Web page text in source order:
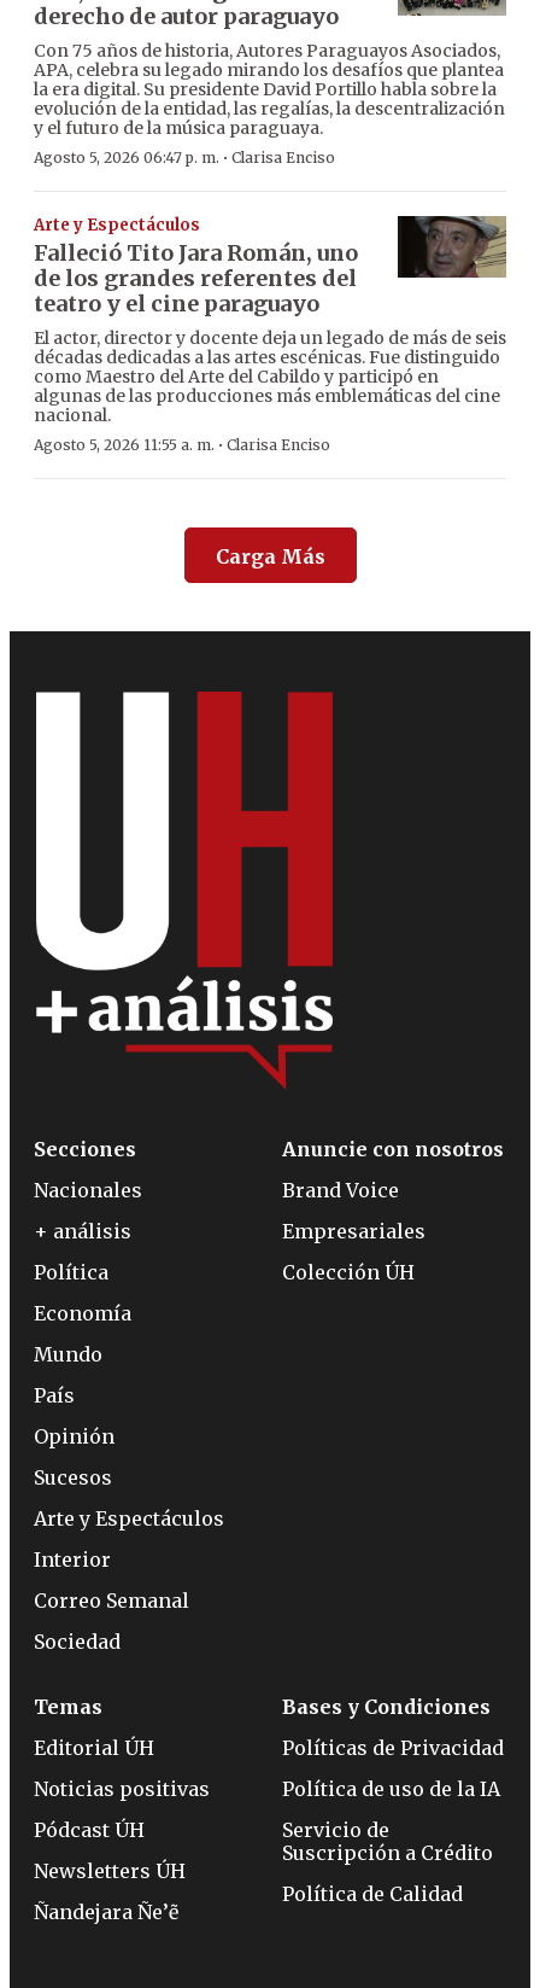
derecho de autor paraguayo
Con 75 años de historia, Autores Paraguayos Asociados,
APA, celebra su legado mirando los desafíos que plantea
la era digital. Su presidente David Portillo habla sobre la
evolución de la entidad, las regalías, la descentralización
y el futuro de la música paraguaya.
Agosto 5, 2026 06:47 p. m. · Clarisa Enciso
Arte y Espectáculos
Falleció Tito Jara Román, uno
de los grandes referentes del
teatro y el cine paraguayo
El actor, director y docente deja un legado de más de seis
décadas dedicadas a las artes escénicas. Fue distinguido
como Maestro del Arte del Cabildo y participó en
algunas de las producciones más emblemáticas del cine
nacional.
Agosto 5, 2026 11:55 a. m. · Clarisa Enciso
Carga Más
Secciones
Nacionales
+ análisis
Política
Economía
Mundo
País
Opinión
Sucesos
Arte y Espectáculos
Interior
Correo Semanal
Sociedad
Anuncie con nosotros
Brand Voice
Empresariales
Colección ÚH
Temas
Editorial ÚH
Noticias positivas
Pódcast ÚH
Newsletters ÚH
Ñandejara Ñe’ẽ
Bases y Condiciones
Políticas de Privacidad
Política de uso de la IA
Servicio de
Suscripción a Crédito
Política de Calidad